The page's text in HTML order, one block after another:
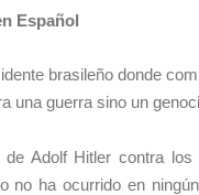
Español
brasileño donde
una guerra sino un
Adolf Hitler contra
no ha ocurrido en